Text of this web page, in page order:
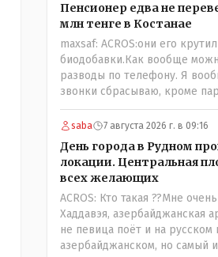
Мальдивы уехал, либо всё
прокатывает по
просто обстоятельства
сравнению с
решили пощупать кошелёк
неизвестная в уравнении
и народа! Тут бы как раз
пригодился бы!
Пенсионер едва не
млн тенге в Костанае
maxsaf: ACROS:они его
биодобавки.Как вообще
разводы по телефону. Я
звонки сбрасываю, кроме
контактов. Один раз мне мой
мошенники. Я приехал туда,
мне звонил, притащил к
обоим сказал: ещё один
какая причина, и я счета
Остальные входящие сразу в
меня любой входящий - Скам,
обратное - Zero trust. Все
верифицируемые номера.Всё
поступаю,но увы
saba 7 августа 2026 г. в 09:16
День города в Рудном
локации. Центральная
всех желающих
ACROS: Кто такая ??Мне
Хаддавэя, азербайджанская
не певица поёт и на русском
азербайджанском, но самый